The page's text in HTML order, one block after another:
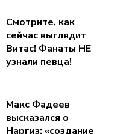
Смотрите, как
сейчас выглядит
Витас! Фанаты НЕ
узнали певца!
Макс Фадеев
высказался о
Наргиз: «создание